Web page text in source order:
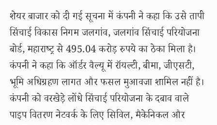
शेयर बाजार को दी गई सूचना में कंपनी ने कहा कि उसे तापी
सिंचाई विकास निगम जलगांव, जलगांव सिंचाई परियोजना
बोर्ड, महाराष्ट्र से 495.04 करोड़ रुपये का ठेका मिला है।
कंपनी ने कहा कि ऑर्डर वैल्यू में रॉयल्टी, बीमा, जीएसटी,
भूमि अधिग्रहण लागत और फसल मुआवजा शामिल नहीं है।
कंपनी को वरखेड़े लोंधे सिंचाई परियोजना के दबाव वाले
पाइप वितरण नेटवर्क के लिए सिविल, मैकेनिकल और